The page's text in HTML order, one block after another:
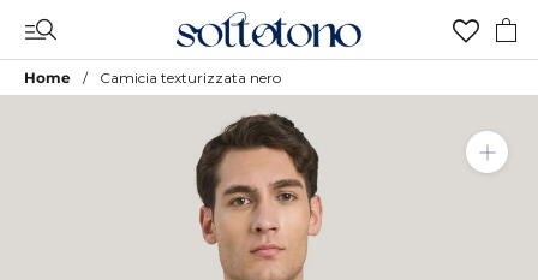
contenuto
Home Camicia texturizzata nero
Aggiungi a Lista Desideri